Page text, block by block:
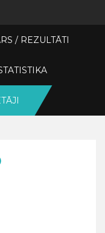
/ REZULTĀTI